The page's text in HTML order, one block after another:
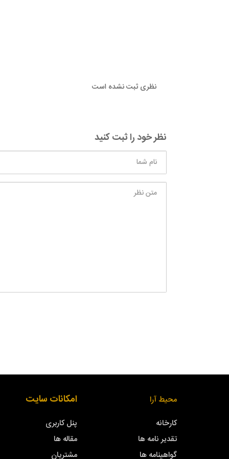
نظری ثبت نشده است
نظر خود را ثبت کنید
محیط آرا
کارخانه
تقدیر نامه ها
گواهینامه ها
امکانات سایت
پنل کاربری
مقاله ها
مشتریان